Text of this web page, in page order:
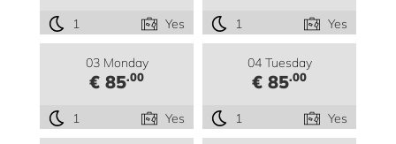
1 Yes 1 Yes
03 Monday
€ 85.00
1 Yes
04 Tuesday
€ 85.00
1 Yes